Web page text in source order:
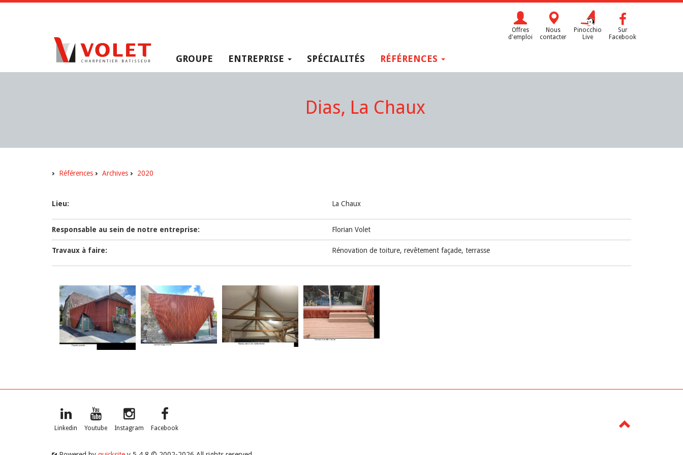
Offres
d'emploi
Nous
contacter
Pinocchio
Live
Sur
Facebook
GROUPE ENTREPRISE SPÉCIALITÉS RÉFÉRENCES
Dias, La Chaux
Références Archives 2020
Lieu: La Chaux
Responsable au sein de notre entreprise: Florian Volet
Travaux à faire: Rénovation de toiture, revêtement façade, terrasse
Linkedin Youtube Instagram Facebook